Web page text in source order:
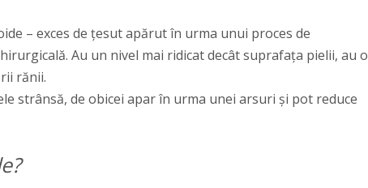
– exces de țesut apărut în urma unui proces de
Au un nivel mai ridicat decât suprafața pielii, au o
rănii.
strânsă, de obicei apar în urma unei arsuri și pot reduce